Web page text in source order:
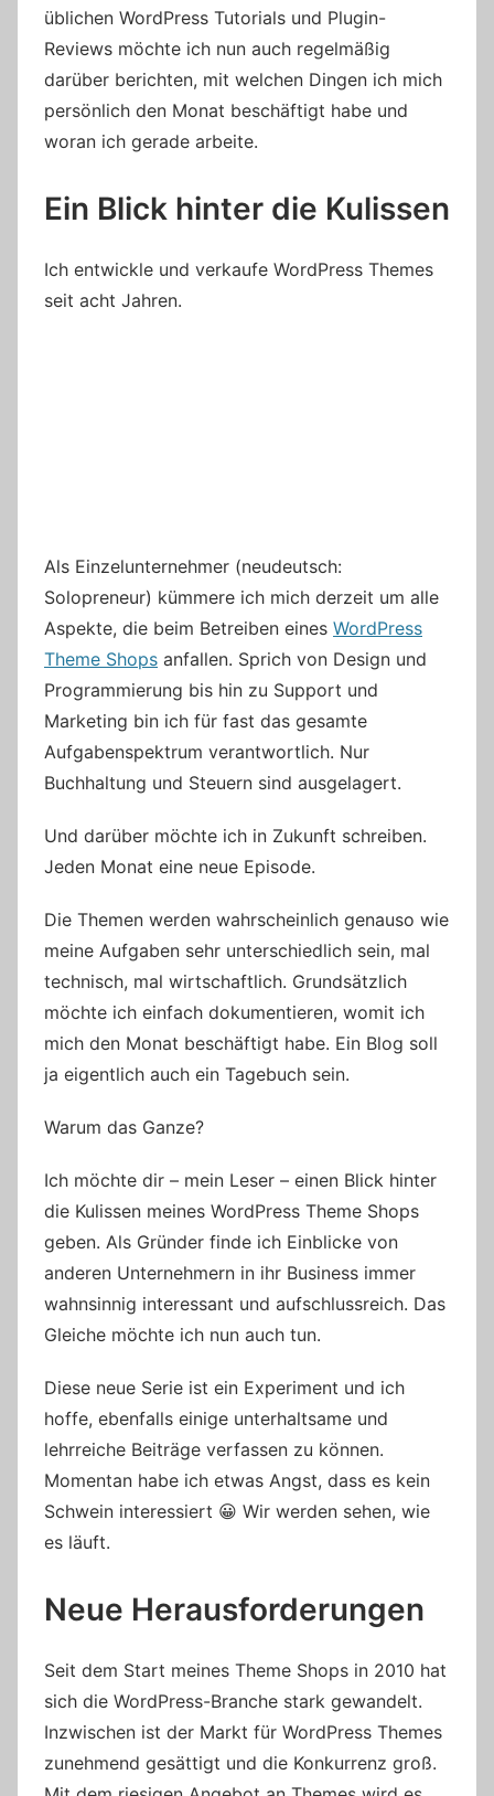
üblichen WordPress Tutorials und Plugin-
Reviews möchte ich nun auch regelmäßig
darüber berichten, mit welchen Dingen ich mich
persönlich den Monat beschäftigt habe und
woran ich gerade arbeite.
Ein Blick hinter die Kulissen
Ich entwickle und verkaufe WordPress Themes
seit acht Jahren.
Als Einzelunternehmer (neudeutsch:
Solopreneur) kümmere ich mich derzeit um alle
Aspekte, die beim Betreiben eines WordPress
Theme Shops anfallen. Sprich von Design und
Programmierung bis hin zu Support und
Marketing bin ich für fast das gesamte
Aufgabenspektrum verantwortlich. Nur
Buchhaltung und Steuern sind ausgelagert.
Und darüber möchte ich in Zukunft schreiben.
Jeden Monat eine neue Episode.
Die Themen werden wahrscheinlich genauso wie
meine Aufgaben sehr unterschiedlich sein, mal
technisch, mal wirtschaftlich. Grundsätzlich
möchte ich einfach dokumentieren, womit ich
mich den Monat beschäftigt habe. Ein Blog soll
ja eigentlich auch ein Tagebuch sein.
Warum das Ganze?
Ich möchte dir – mein Leser – einen Blick hinter
die Kulissen meines WordPress Theme Shops
geben. Als Gründer finde ich Einblicke von
anderen Unternehmern in ihr Business immer
wahnsinnig interessant und aufschlussreich. Das
Gleiche möchte ich nun auch tun.
Diese neue Serie ist ein Experiment und ich
hoffe, ebenfalls einige unterhaltsame und
lehrreiche Beiträge verfassen zu können.
Momentan habe ich etwas Angst, dass es kein
Schwein interessiert 😀 Wir werden sehen, wie
es läuft.
Neue Herausforderungen
Seit dem Start meines Theme Shops in 2010 hat
sich die WordPress-Branche stark gewandelt.
Inzwischen ist der Markt für WordPress Themes
zunehmend gesättigt und die Konkurrenz groß.